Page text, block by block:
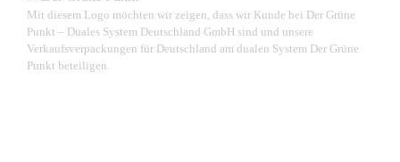
Mit diesem Logo möchten wir zeigen, dass wir Kunde bei Der Grüne
Punkt – Duales System Deutschland GmbH sind und unsere
Verkaufsverpackungen für Deutschland am dualen System Der Grüne
Punkt beteiligen.